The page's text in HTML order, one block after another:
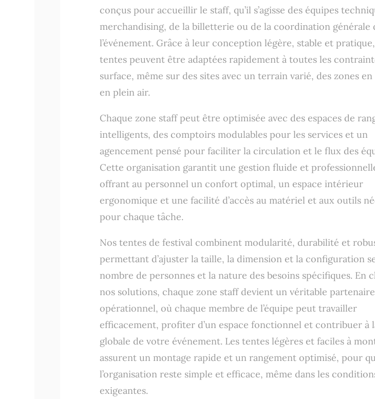
conçus pour accueillir le staff, qu’il s’agisse des équipes
merchandising, de la billetterie ou de la coordination générale
l’événement. Grâce à leur conception légère, stable et
tentes peuvent être adaptées rapidement à toutes les
surface, même sur des sites avec un terrain varié, des zones
en plein air.
Chaque zone staff peut être optimisée avec des espaces de
intelligents, des comptoirs modulables pour les services et un
agencement pensé pour faciliter la circulation et le flux des
Cette organisation garantit une gestion fluide et
offrant au personnel un confort optimal, un espace intérieur
ergonomique et une facilité d’accès au matériel et aux outils
pour chaque tâche.
Nos tentes de festival combinent modularité, durabilité et
permettant d’ajuster la taille, la dimension et la configuration
nombre de personnes et la nature des besoins spécifiques. En
nos solutions, chaque zone staff devient un véritable partenaire
opérationnel, où chaque membre de l’équipe peut travailler
efficacement, profiter d’un espace fonctionnel et contribuer à
globale de votre événement. Les tentes légères et faciles à
assurent un montage rapide et un rangement optimisé, pour
l’organisation reste simple et efficace, même dans les
exigeantes.